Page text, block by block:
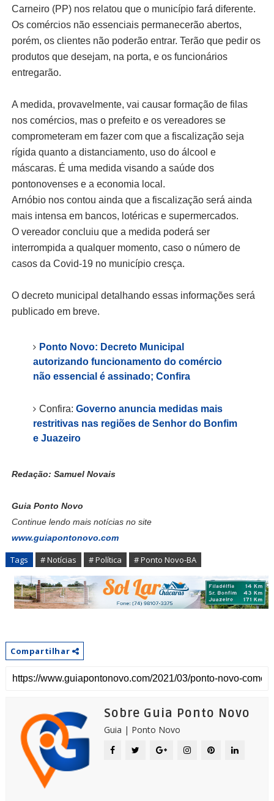
Carneiro (PP) nos relatou que o município fará diferente.
Os comércios não essenciais permanecerão abertos,
porém, os clientes não poderão entrar. Terão que pedir os
produtos que desejam, na porta, e os funcionários
entregarão.
A medida, provavelmente, vai causar formação de filas
nos comércios, mas o prefeito e os vereadores se
comprometeram em fazer com que a fiscalização seja
rígida quanto a distanciamento, uso do álcool e
máscaras. É uma medida visando a saúde dos
pontonovenses e a economia local.
Arnóbio nos contou ainda que a fiscalização será ainda
mais intensa em bancos, lotéricas e supermercados.
O vereador concluiu que a medida poderá ser
interrompida a qualquer momento, caso o número de
casos da Covid-19 no município cresça.
O decreto municipal detalhando essas informações será
publicado em breve.
Ponto Novo: Decreto Municipal
autorizando funcionamento do comércio
não essencial é assinado; Confira
Confira: Governo anuncia medidas mais
restritivas nas regiões de Senhor do Bonfim
e Juazeiro
Redação: Samuel Novais
Guia Ponto Novo
Continue lendo mais notícias no site
www.guiapontonovo.com
Tags # Notícias # Política # Ponto Novo-BA
Compartilhar
Sobre Guia Ponto Novo
Guia | Ponto Novo